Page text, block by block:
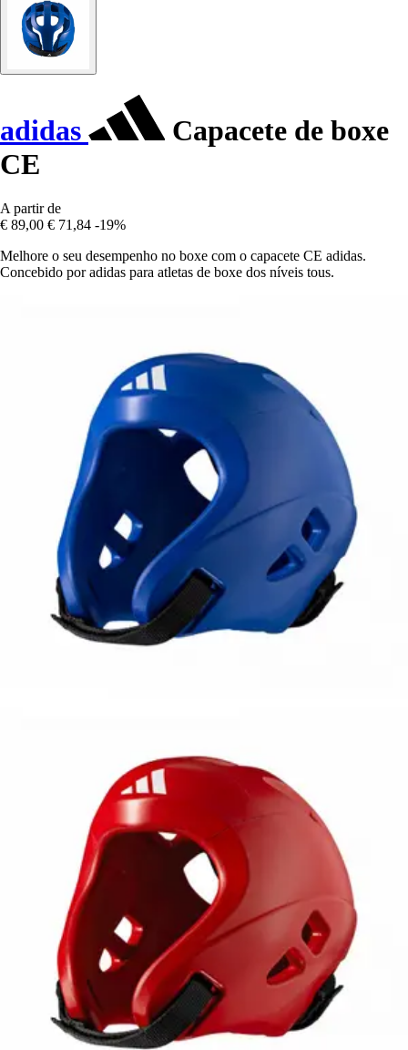
adidas
Capacete de boxe
CE
A partir de
€ 89,00 € 71,84 -19%
Melhore o seu desempenho no boxe com o capacete CE adidas.
Concebido por adidas para atletas de boxe dos níveis tous.